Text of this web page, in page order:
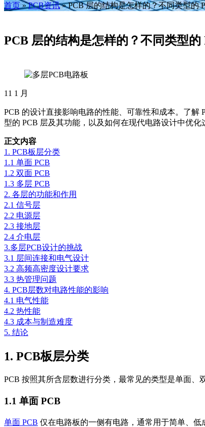
首页»PCB资讯»PCB 层的结构是怎样的？不同类型的
PCB 层的结构是怎样的？不同类型
11 1 月
PCB 的设计直接影响电路的性能、可靠性和成本。了解
型的 PCB 层及其功能，以及如何在现代电路设计中优化
正文内容
1. PCB板层分类
1.1 单面 PCB
1.2 双面 PCB
1.3 多层 PCB
2. 各层的功能和作用
2.1 信号层
2.2 电源层
2.3 接地层
2.4 介电层
3.多层PCB设计的挑战
3.1 层间连接和电气设计
3.2 高频高密度设计要求
3.3 热管理问题
4. PCB层数对电路性能的影响
4.1 电气性能
4.2 热性能
4.3 成本与制造难度
5. 结论
1. PCB板层分类
PCB 按照其所含层数进行分类，最常见的类型是单面、
1.1 单面 PCB
单面 PCB 仅在电路板的一侧有电路，通常用于简单、